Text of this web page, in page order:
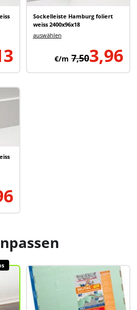
Sockelleiste Hamburg foliert
weiss 2400x96x18
auswählen
3,96
€/m 7,50